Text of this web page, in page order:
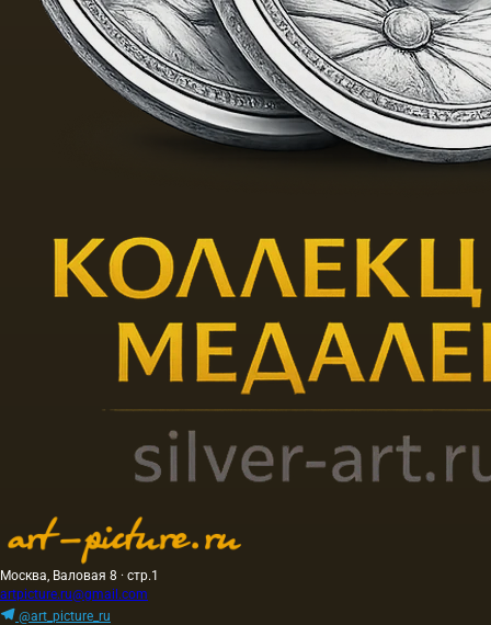
Москва, Валовая 8 · стр.1
artpicture.ru@gmail.com
@art_picture_ru